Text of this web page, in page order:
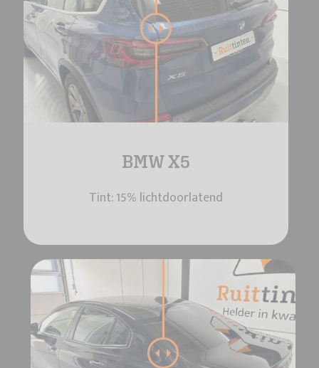
BMW X5
Tint: 15% lichtdoorlatend